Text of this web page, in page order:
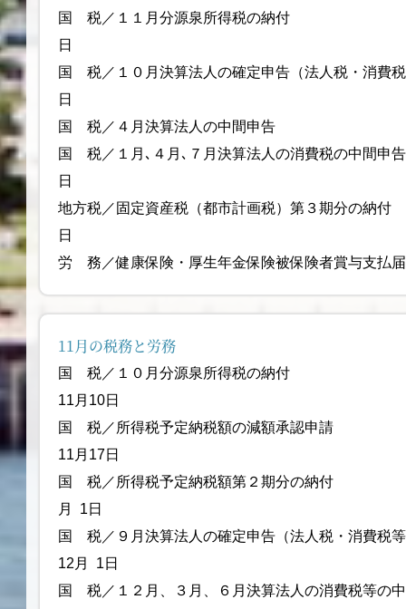
国 税／１１月分源泉所得
日
国 税／１０月決算法人の確定申告（法
日
国 税／４月決算法人の
国 税／１月､４月､７月決算法人の消費税の中間
日
地方税／固定資産税（都市計画税）第３期分の
日
労 務／健康保険・厚生年金保険被保険者
11月の税務と労務
国 税／１０月分源泉
11月10日
国 税／所得税予定納税額
11月17日
国 税／所得税予定納税額第
月 1日
国 税／９月決算法人の確定申告（
12月 1日
国 税／１２月、３月、６月決算法人の消費税等の